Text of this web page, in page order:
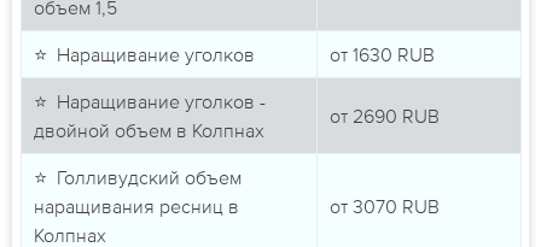
объем 1,5
⭐ Наращивание уголков от 1630 RUB
⭐ Наращивание уголков -
двойной объем в Колпнах
от 2690 RUB
⭐ Голливудский объем
наращивания ресниц в
Колпнах
от 3070 RUB